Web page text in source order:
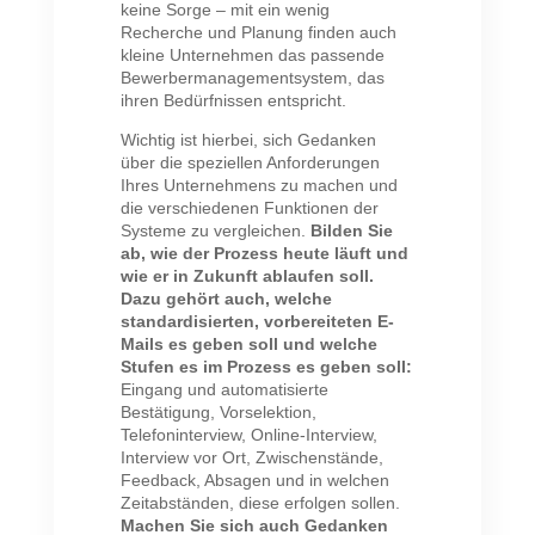
keine Sorge – mit ein wenig
Recherche und Planung finden auch
kleine Unternehmen das passende
Bewerbermanagementsystem, das
ihren Bedürfnissen entspricht.
Wichtig ist hierbei, sich Gedanken
über die speziellen Anforderungen
Ihres Unternehmens zu machen und
die verschiedenen Funktionen der
Systeme zu vergleichen. Bilden Sie
ab, wie der Prozess heute läuft und
wie er in Zukunft ablaufen soll.
Dazu gehört auch, welche
standardisierten, vorbereiteten E-
Mails es geben soll und welche
Stufen es im Prozess es geben soll:
Eingang und automatisierte
Bestätigung, Vorselektion,
Telefoninterview, Online-Interview,
Interview vor Ort, Zwischenstände,
Feedback, Absagen und in welchen
Zeitabständen, diese erfolgen sollen.
Machen Sie sich auch Gedanken